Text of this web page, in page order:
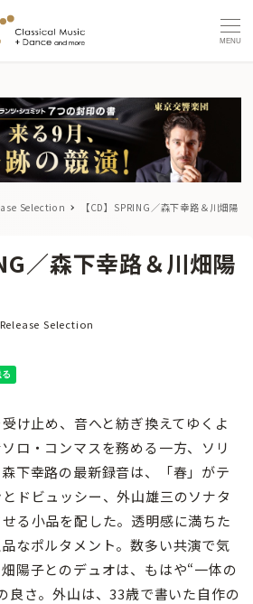
MENU
Selection
【CD】SPRING／森下幸路＆川畑陽
／森下幸路＆川畑陽
Selection
け止め、音へと紡ぎ換えてゆくよ
ロ・コンマスを務める一方、ソリ
下幸路の最新録音は、「春」がテ
ドビュッシー、外山雄三のソナタ
る小品を配した。透明感に満ちた
なポルタメント。数多い共演で気
陽子とのデュオは、もはや“一体の
良さ。外山は、33歳で書いた自作の